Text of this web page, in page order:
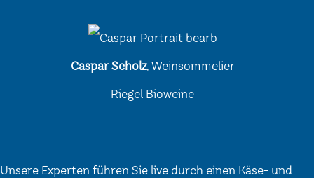
Caspar Scholz, Weinsommelier
Riegel Bioweine
Unsere Experten führen Sie live durch einen Käse- und